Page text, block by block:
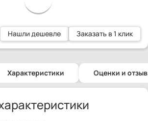
Нашли дешевле Заказать в 1 клик
Характеристики Оценки и